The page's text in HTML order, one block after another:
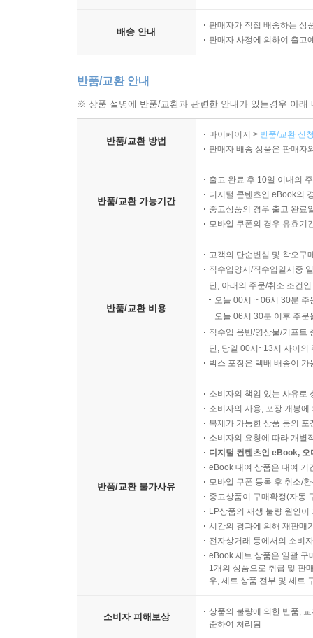
배송 안내
판매자가 직접 배송하는 상
판매자 사정에 의하여 출고
반품/교환 안내
※ 상품 설명에 반품/교환과 관련한 안내가 있는경우 아
반품/교환 방법
마이페이지 > 반품/교환 신
판매자 배송 상품은 판매자
반품/교환 가능기간
출고 완료 후 10일 이내의
디지털 콘텐츠인 eBook의
중고상품의 경우 출고 완료
모바일 쿠폰의 경우 유효기
반품/교환 비용
고객의 단순변심 및 착오구
직수입양서/직수입일서중
단, 아래의 주문/취소 조건
오늘 00시 ~ 06시 30분
오늘 06시 30분 이후 주
직수입 음반/영상물/기프트
단, 당일 00시~13시 사이의
박스 포장은 택배 배송이
반품/교환 불가사유
소비자의 책임 있는 사유로
소비자의 사용, 포장 개봉
복제가 가능한 상품 등의
소비자의 요청에 따라 개별
디지털 컨텐츠인 eBook,
eBook 대여 상품은 대여 기
모바일 쿠폰 등록 후 취소/
중고상품이 구매확정(자동
LP상품의 재생 불량 원인
시간의 경과에 의해 재판매
전자상거래 등에서의 소비
eBook 세트 상품은 일괄 구
1개의 상품으로 취급 및 판
우, 세트 상품 전부 및 세트
소비자 피해보상
상품의 불량에 의한 반품,
준하여 처리됨